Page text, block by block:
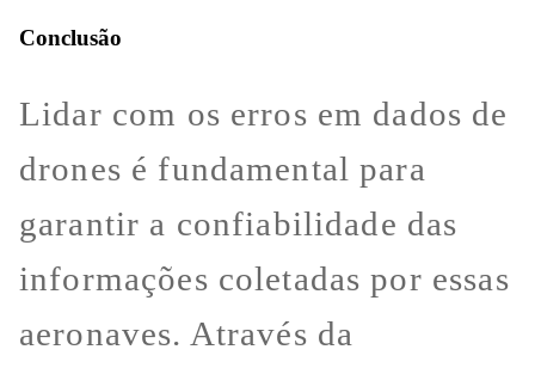
Conclusão
Lidar com os erros em dados de
drones é fundamental para
garantir a confiabilidade das
informações coletadas por essas
aeronaves. Através da